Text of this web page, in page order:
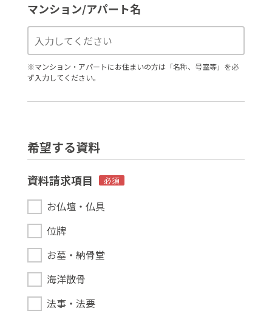
マンション/アパート名
※マンション・アパートにお住まいの方は「名称、号室等」を必
ず入力してください。
希望する資料
資料請求項目 必須
お仏壇・仏具
位牌
お墓・納骨堂
海洋散骨
法事・法要